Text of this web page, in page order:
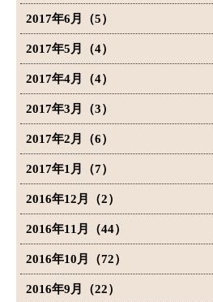
2017年6月（5）
2017年5月（4）
2017年4月（4）
2017年3月（3）
2017年2月（6）
2017年1月（7）
2016年12月（2）
2016年11月（44）
2016年10月（72）
2016年9月（22）